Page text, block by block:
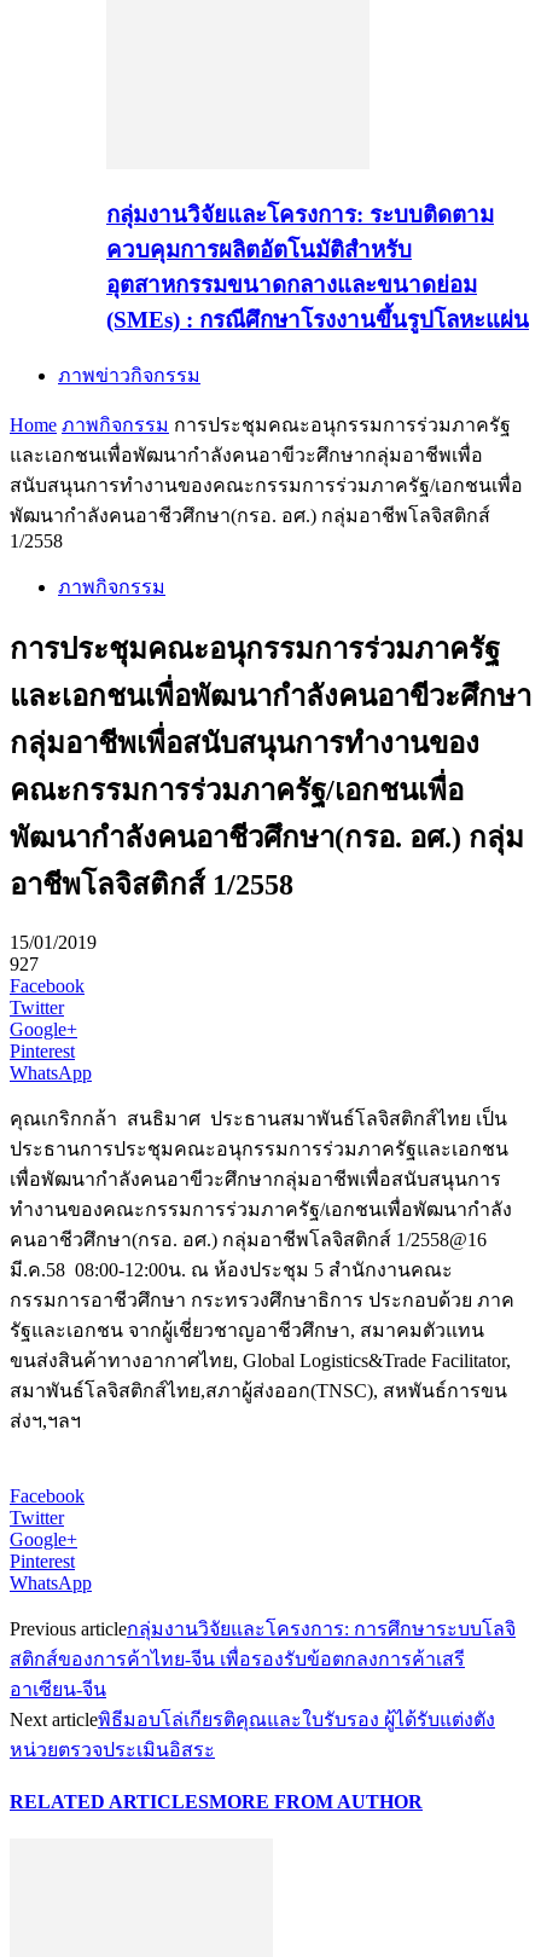
กลุ่มงานวิจัยและโครงการ: ระบบติดตาม
ควบคุมการผลิตอัตโนมัติสำหรับ
อุตสาหกรรมขนาดกลางและขนาดย่อม
(SMEs) : กรณีศึกษาโรงงานขึ้นรูปโลหะแผ่น
ภาพข่าวกิจกรรม
Home ภาพกิจกรรม การประชุมคณะอนุกรรมการร่วมภาครัฐ
และเอกชนเพื่อพัฒนากำลังคนอาขีวะศึกษากลุ่มอาชีพเพื่อ
สนับสนุนการทำงานของคณะกรรมการร่วมภาครัฐ/เอกชนเพื่อ
พัฒนากำลังคนอาชีวศึกษา(กรอ. อศ.) กลุ่มอาชีพโลจิสติกส์
1/2558
ภาพกิจกรรม
การประชุมคณะอนุกรรมการร่วมภาครัฐ
และเอกชนเพื่อพัฒนากำลังคนอาขีวะศึกษา
กลุ่มอาชีพเพื่อสนับสนุนการทำงานของ
คณะกรรมการร่วมภาครัฐ/เอกชนเพื่อ
พัฒนากำลังคนอาชีวศึกษา(กรอ. อศ.) กลุ่ม
อาชีพโลจิสติกส์ 1/2558
15/01/2019
927
Facebook
Twitter
Google+
Pinterest
WhatsApp
คุณเกริกกล้า สนธิมาศ ประธานสมาพันธ์โลจิสติกส์ไทย เป็น
ประธานการประชุมคณะอนุกรรมการร่วมภาครัฐและเอกชน
เพื่อพัฒนากำลังคนอาขีวะศึกษากลุ่มอาชีพเพื่อสนับสนุนการ
ทำงานของคณะกรรมการร่วมภาครัฐ/เอกชนเพื่อพัฒนากำลัง
คนอาชีวศึกษา(กรอ. อศ.) กลุ่มอาชีพโลจิสติกส์ 1/2558@16
มี.ค.58 08:00-12:00น. ณ ห้องประชุม 5 สำนักงานคณะ
กรรมการอาชีวศึกษา กระทรวงศึกษาธิการ ประกอบด้วย ภาค
รัฐและเอกชน จากผู้เชี่ยวชาญอาชีวศึกษา, สมาคมตัวแทน
ขนส่งสินค้าทางอากาศไทย, Global Logistics&Trade Facilitator,
สมาพันธ์โลจิสติกส์ไทย,สภาผู้ส่งออก(TNSC), สหพันธ์การขน
ส่งฯ,ฯลฯ
Facebook
Twitter
Google+
Pinterest
WhatsApp
Previous articleกลุ่มงานวิจัยและโครงการ: การศึกษาระบบโลจิ
สติกส์ของการค้าไทย-จีน เพื่อรองรับข้อตกลงการค้าเสรี
อาเซียน-จีน
Next articleพิธีมอบโล่เกียรติคุณและใบรับรอง ผู้ได้รับแต่งตัง
หน่วยตรวจประเมินอิสระ
RELATED ARTICLESMORE FROM AUTHOR